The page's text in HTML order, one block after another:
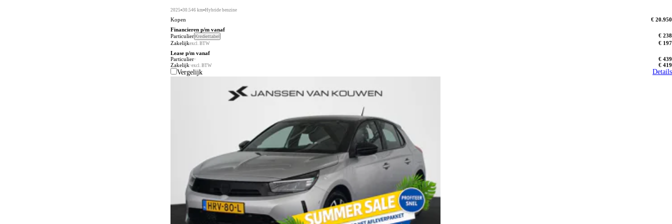
2025 30.546 km Hybride benzine
Kopen
€ 20.950
Financieren p/m vanaf
ParticulierKrediettabel
€ 238
Zakelijkexcl. BTW
€ 197
Lease p/m vanaf
Particulier
€ 439
Zakelijk excl. BTW € 419
Vergelijk Details